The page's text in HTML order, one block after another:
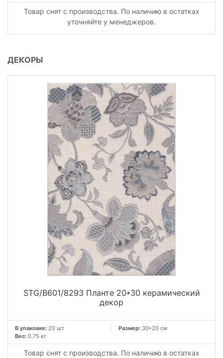
Товар снят с производства. По наличию в остатках
уточняйте у менеджеров.
ДЕКОРЫ
STG/B601/8293 Планте 20*30 керамический
декор
В упаковке: 20 шт Размер: 30*20 см
Вес: 0.75 кг
Товар снят с производства. По наличию в остатках